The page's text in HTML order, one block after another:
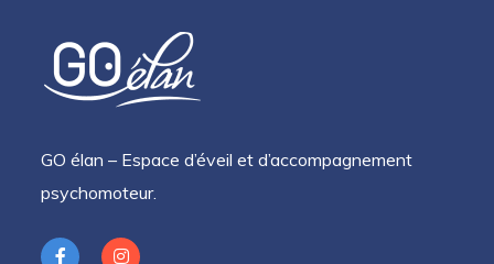
GO élan – Espace d’éveil et d’accompagnement
psychomoteur.